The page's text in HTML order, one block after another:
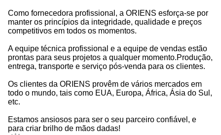
Como fornecedora profissional, a ORIENS esforça-se por
manter os princípios da integridade, qualidade e preços
competitivos em todos os momentos.
A equipe técnica profissional e a equipe de vendas estão
prontas para seus projetos a qualquer momento.Produção,
entrega, transporte e serviço pós-venda para os clientes.
Os clientes da ORIENS provêm de vários mercados em
todo o mundo, tais como EUA, Europa, África, Ásia do Sul,
etc.
Estamos ansiosos para ser o seu parceiro confiável, e
para criar brilho de mãos dadas!